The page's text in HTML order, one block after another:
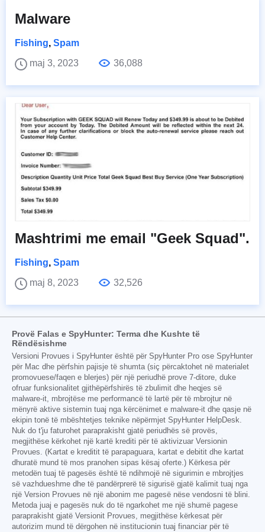
Malware
Fishing, Spam
maj 3, 2023
36,088
Mashtrimi me email "Geek Squad".
Fishing, Spam
maj 8, 2023
32,526
Provë Falas e SpyHunter: Terma dhe Kushte të
Rëndësishme
Versioni Provues i SpyHunter është për SpyHunter Pro ose SpyHunter
për Mac dhe përfshin pajisje të shumta (siç përcaktohet në materialet
promovuese/faqen e blerjes) për një periudhë prove 7-ditore, duke
ofruar funksionalitet gjithëpërfshirës të zbulimit dhe heqjes së
malware-it, mbrojtëse me performancë të lartë për të mbrojtur në
mënyrë aktive sistemin tuaj nga kërcënimet e malware-it dhe qasje në
ekipin tonë të mbështetjes teknike nëpërmjet SpyHunter HelpDesk.
Nuk do t'ju faturohet paraprakisht gjatë periudhës së provës,
megjithëse kërkohet një kartë krediti për të aktivizuar Versionin
Provues. (Kartat e kreditit të parapaguara, kartat e debitit dhe kartat
dhuratë mund të mos pranohen sipas kësaj oferte.) Kërkesa për
metodën tuaj të pagesës është të ndihmojë në sigurimin e mbrojtjes
së vazhdueshme dhe të pandërprerë të sigurisë gjatë kalimit tuaj nga
një Version Provues në një abonim me pagesë nëse vendosni të blini.
Metoda juaj e pagesës nuk do të ngarkohet me një shumë pagese
paraprakisht gjatë Versionit Provues, megjithëse kërkesat për
autorizim mund të dërgohen në institucionin tuaj financiar për të